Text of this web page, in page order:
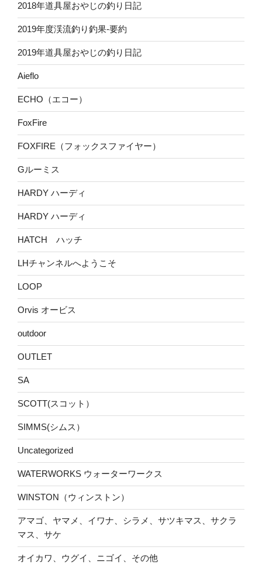
2018年道具屋おやじの釣り日記
2019年度渓流釣り釣果-要約
2019年道具屋おやじの釣り日記
Aieflo
ECHO（エコー）
FoxFire
FOXFIRE（フォックスファイヤー）
Gルーミス
HARDY ハーディ
HARDY ハーディ
HATCH ハッチ
LHチャンネルへようこそ
LOOP
Orvis オービス
outdoor
OUTLET
SA
SCOTT(スコット）
SIMMS(シムス）
Uncategorized
WATERWORKS ウォーターワークス
WINSTON（ウィンストン）
アマゴ、ヤマメ、イワナ、シラメ、サツキマス、サクラ
マス、サケ
オイカワ、ウグイ、ニゴイ、その他